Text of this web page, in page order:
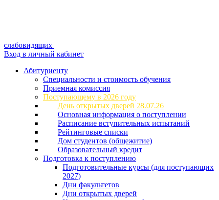
слабовидящих
Вход в личный кабинет
Абитуриенту
Специальности и стоимость обучения
Приемная комиссия
Поступающему в 2026 году
День открытых дверей 28.07.26
Основная информация о поступлении
Расписание вступительных испытаний
Рейтинговые списки
Дом студентов (общежитие)
Образовательный кредит
Подготовка к поступлению
Подготовительные курсы (для поступающих
2027)
Дни факультетов
Дни открытых дверей